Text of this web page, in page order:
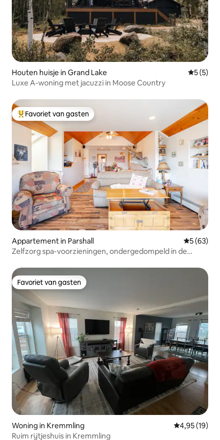
Houten huisje in Grand Lake
5 (5)
Luxe A-woning met jacuzzi in Moose Country
Topfavoriet van gasten
Favoriet van gasten
Appartement in Parshall
5 (63)
Zelfzorg spa-voorzieningen, ondergedompeld in de
Favoriet van gasten
Favoriet van gasten
Woning in Kremmling Gemiddelde
4,95 (19)
Ruim rijtjeshuis in Kremmling